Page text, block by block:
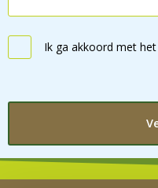
Instemming
Ik ga akkoord met het